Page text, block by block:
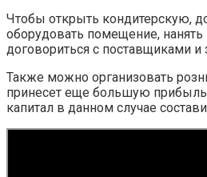
Чтобы открыть кондитерскую,
оборудовать помещение, нанять
договориться с поставщиками и
Также можно организовать
принесет еще большую
капитал в данном случае